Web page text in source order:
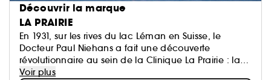
Découvrir la marque
LA PRAIRIE
En 1931, sur les rives du lac Léman en Suisse, le
Docteur Paul Niehans a fait une découverte
révolutionnaire au sein de la Clinique La Prairie : la
thérapie cellulaire est le secret de la longévité.
Voir plus